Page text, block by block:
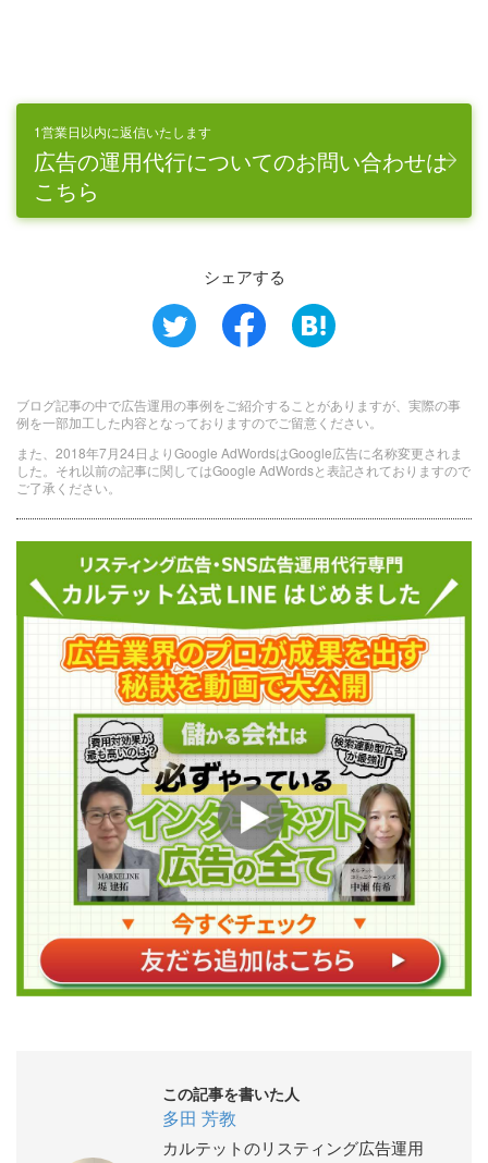
1営業日以内に返信いたします
広告の運用代行についてのお問い合わせは
こちら
シェアする
ブログ記事の中で広告運用の事例をご紹介することがありますが、実際の事
例を一部加工した内容となっておりますのでご留意ください。
また、2018年7月24日よりGoogle AdWordsはGoogle広告に名称変更されま
した。それ以前の記事に関してはGoogle AdWordsと表記されておりますので
ご了承ください。
この記事を書いた人
多田 芳教
カルテットのリスティング広告運用